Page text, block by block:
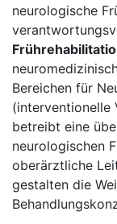
neurologische
Bereichen für
(interventionelle
betreibt eine
neurologischen
oberärztliche
gestalten die